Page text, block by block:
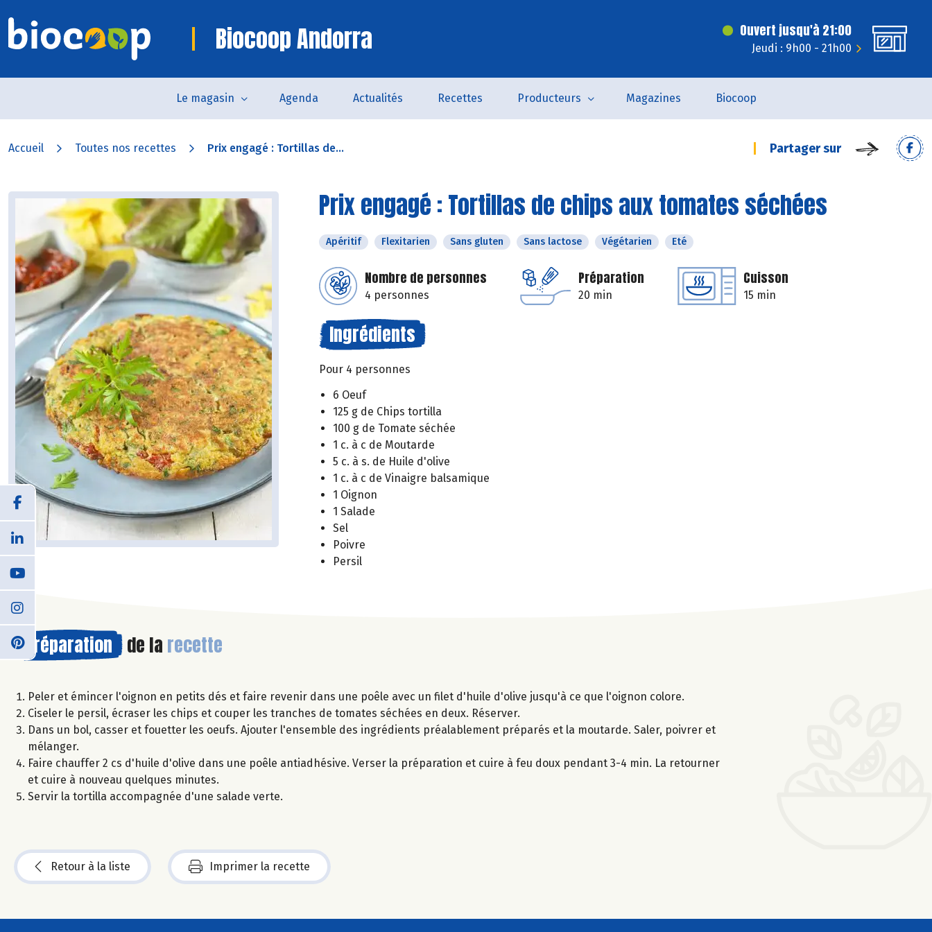
Biocoop Andorra Ouvert jusqu'à 21:00
Jeudi : 9h00 - 21h00
Le magasin Agenda Actualités Recettes Producteurs Magazines Biocoop
Accueil Toutes nos recettes Prix engagé : Tortillas de... Partager sur
Prix engagé : Tortillas de chips aux tomates séchées
Apéritif Flexitarien Sans gluten Sans lactose Végétarien Eté
Nombre de personnes
4 personnes
Préparation
20 min
Cuisson
15 min
Ingrédients
Pour 4 personnes
6 Oeuf
125 g de Chips tortilla
100 g de Tomate séchée
1 c. à c de Moutarde
5 c. à s. de Huile d'olive
1 c. à c de Vinaigre balsamique
1 Oignon
1 Salade
Sel
Poivre
Persil
Préparation de la recette
Peler et émincer l'oignon en petits dés et faire revenir dans une poêle avec un filet d'huile d'olive jusqu'à ce que l'oignon colore.
Ciseler le persil, écraser les chips et couper les tranches de tomates séchées en deux. Réserver.
Dans un bol, casser et fouetter les oeufs. Ajouter l'ensemble des ingrédients préalablement préparés et la moutarde. Saler, poivrer et
mélanger.
Faire chauffer 2 cs d'huile d'olive dans une poêle antiadhésive. Verser la préparation et cuire à feu doux pendant 3-4 min. La retourner
et cuire à nouveau quelques minutes.
Servir la tortilla accompagnée d'une salade verte.
Retour à la liste Imprimer la recette